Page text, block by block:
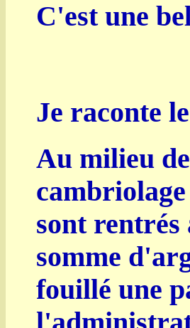
C'est une
Je raconte
Au milieu
sont
somme
fouillé une